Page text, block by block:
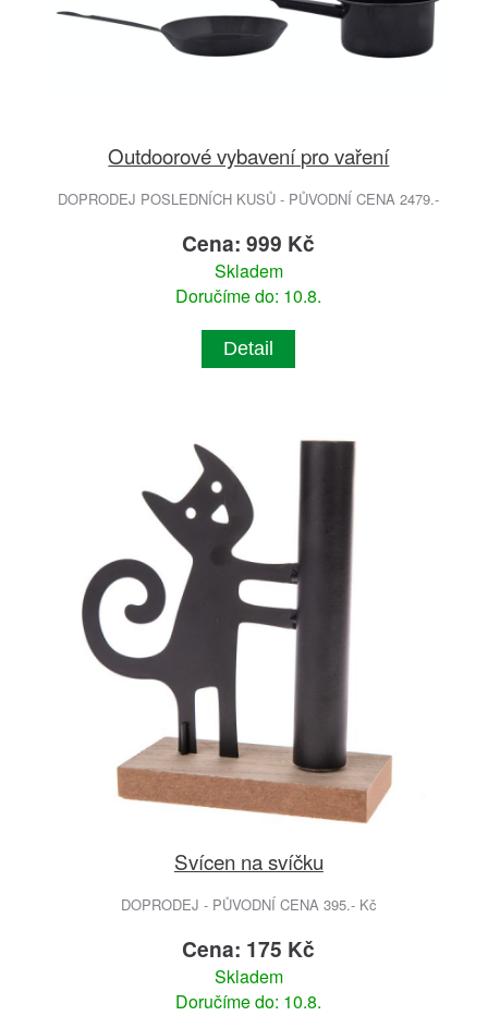
Outdoorové vybavení pro vaření
DOPRODEJ POSLEDNÍCH KUSŮ - PŮVODNÍ CENA 2479.-
Cena: 999 Kč
Skladem
Doručíme do: 10.8.
Detail
Svícen na svíčku
DOPRODEJ - PŮVODNÍ CENA 395.- Kč
Cena: 175 Kč
Skladem
Doručíme do: 10.8.